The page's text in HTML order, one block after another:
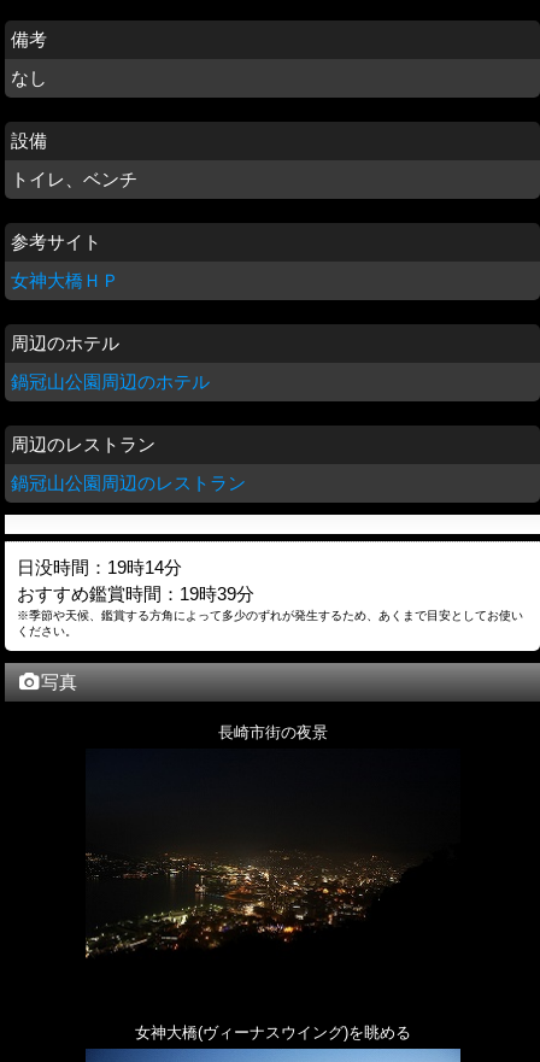
備考
なし
設備
トイレ、ベンチ
参考サイト
女神大橋ＨＰ
周辺のホテル
鍋冠山公園周辺のホテル
周辺のレストラン
鍋冠山公園周辺のレストラン
日没時間：19時14分
おすすめ鑑賞時間：19時39分
※季節や天候、鑑賞する方角によって多少のずれが発生するため、あくまで目安としてお使い
ください。
写真
長崎市街の夜景
女神大橋(ヴィーナスウイング)を眺める